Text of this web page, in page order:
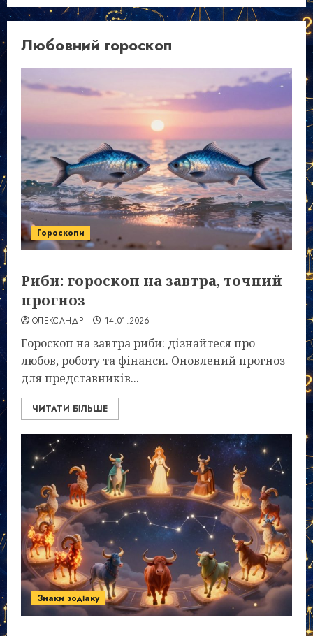
Любовний гороскоп
Гороскопи
Риби: гороскоп на завтра, точний
прогноз
ОЛЕКСАНДР 14.01.2026
Гороскоп на завтра риби: дізнайтеся про
любов, роботу та фінанси. Оновлений прогноз
для представників...
ЧИТАТИ БІЛЬШЕ
Знаки зодіаку